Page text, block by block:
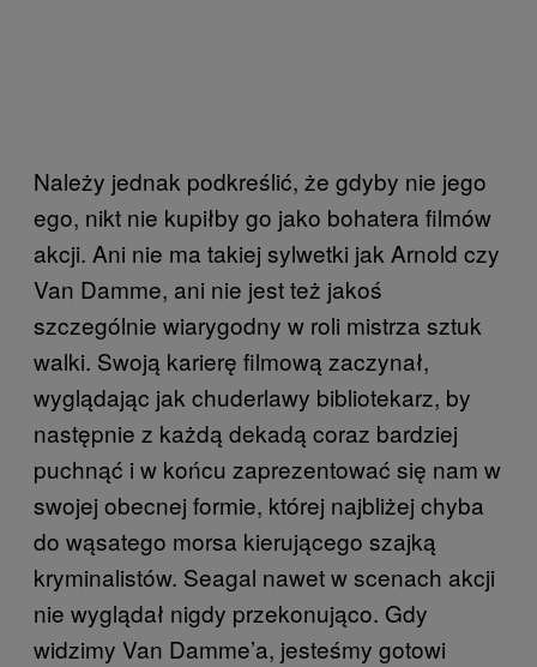
Należy jednak podkreślić, że gdyby nie jego
ego, nikt nie kupiłby go jako bohatera filmów
akcji. Ani nie ma takiej sylwetki jak Arnold czy
Van Damme, ani nie jest też jakoś
szczególnie wiarygodny w roli mistrza sztuk
walki. Swoją karierę filmową zaczynał,
wyglądając jak chuderlawy bibliotekarz, by
następnie z każdą dekadą coraz bardziej
puchnąć i w końcu zaprezentować się nam w
swojej obecnej formie, której najbliżej chyba
do wąsatego morsa kierującego szajką
kryminalistów. Seagal nawet w scenach akcji
nie wyglądał nigdy przekonująco. Gdy
widzimy Van Damme’a, jesteśmy gotowi